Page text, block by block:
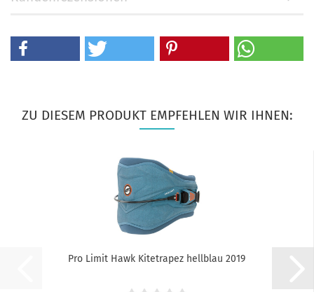
ZU DIESEM PRODUKT EMPFEHLEN WIR IHNEN:
Pro Limit Hawk Kitetrapez hellblau 2019